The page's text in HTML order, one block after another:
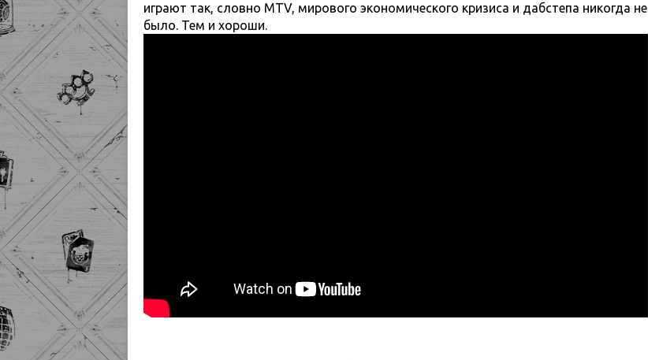
играют так, словно MTV, мирового экономического кризиса и дабстепа никогда не
было. Тем и хороши.